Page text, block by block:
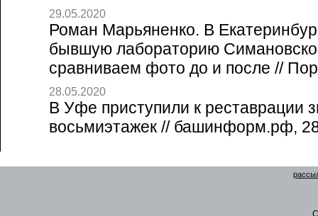
29.05.2020
Роман Марьяненко. В
бывшую лабораторию
сравниваем фото до и после //
28.05.2020
В Уфе приступили к реставрации
восьмиэтажек // башинформ.рф,